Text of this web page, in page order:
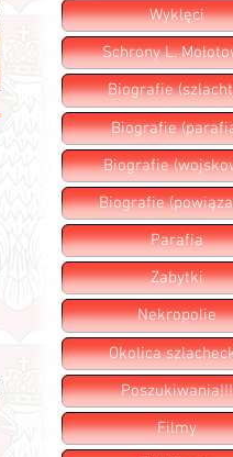
Wyklęci
Schrony L.
Biografie
Biografie
Biografie
Biografie
Parafia
Zabytki
Nekropolie
Okolica
Poszukiwania!!!
Filmy